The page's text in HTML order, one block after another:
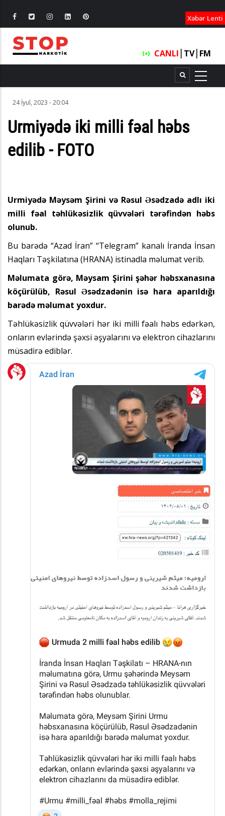
Xəbər Lenti
CANLI TV┃ FM
24 İyul, 2023 - 20:04
Urmiyədə iki milli fəal həbs
edilib - FOTO
Urmiyədə Məysəm Şirini və Rəsul Əsədzadə adlı iki
milli fəal təhlükəsizlik qüvvələri tərəfindən həbs
olunub.
Bu barədə “Azad İran” “Telegram” kanalı İranda İnsan
Haqları Təşkilatına (HRANA) istinadla məlumat verib.
Məlumata görə, Məysam Şirini şəhər həbsxanasına
köçürülüb, Rəsul Əsədzadənin isə hara aparıldığı
barədə məlumat yoxdur.
Təhlükəsizlik qüvvələri hər iki milli fəalı həbs edərkən,
onların evlərində şəxsi əşyalarını və elektron cihazlarını
müsadirə ediblər.